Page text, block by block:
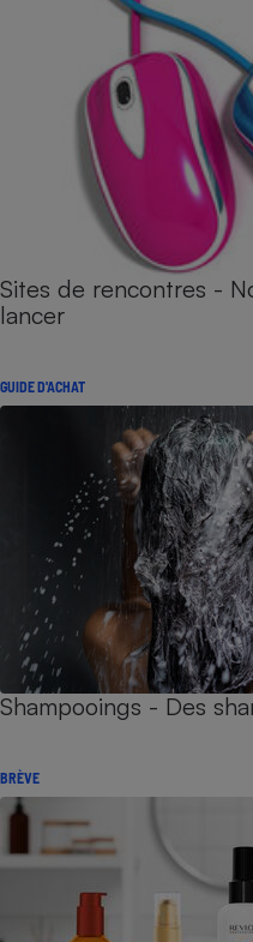
Sites de rencontres -
lancer
GUIDE D'ACHAT
Shampooings - Des
BRÈVE